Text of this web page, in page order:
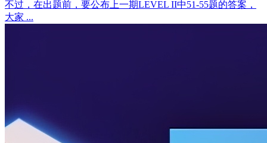
不过，在出题前，要公布上一期LEVEL II中51-55题的答案，
大家 ...